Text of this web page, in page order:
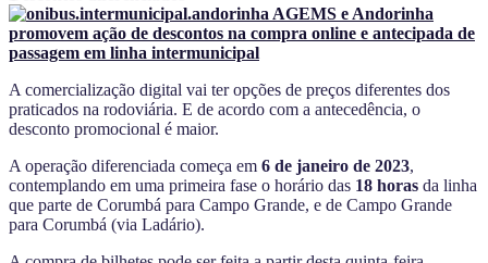
A comercialização digital vai ter opções de preços diferentes dos
praticados na rodoviária. E de acordo com a antecedência, o
desconto promocional é maior.
A operação diferenciada começa em 6 de janeiro de 2023,
contemplando em uma primeira fase o horário das 18 horas da linha
que parte de Corumbá para Campo Grande, e de Campo Grande
para Corumbá (via Ladário).